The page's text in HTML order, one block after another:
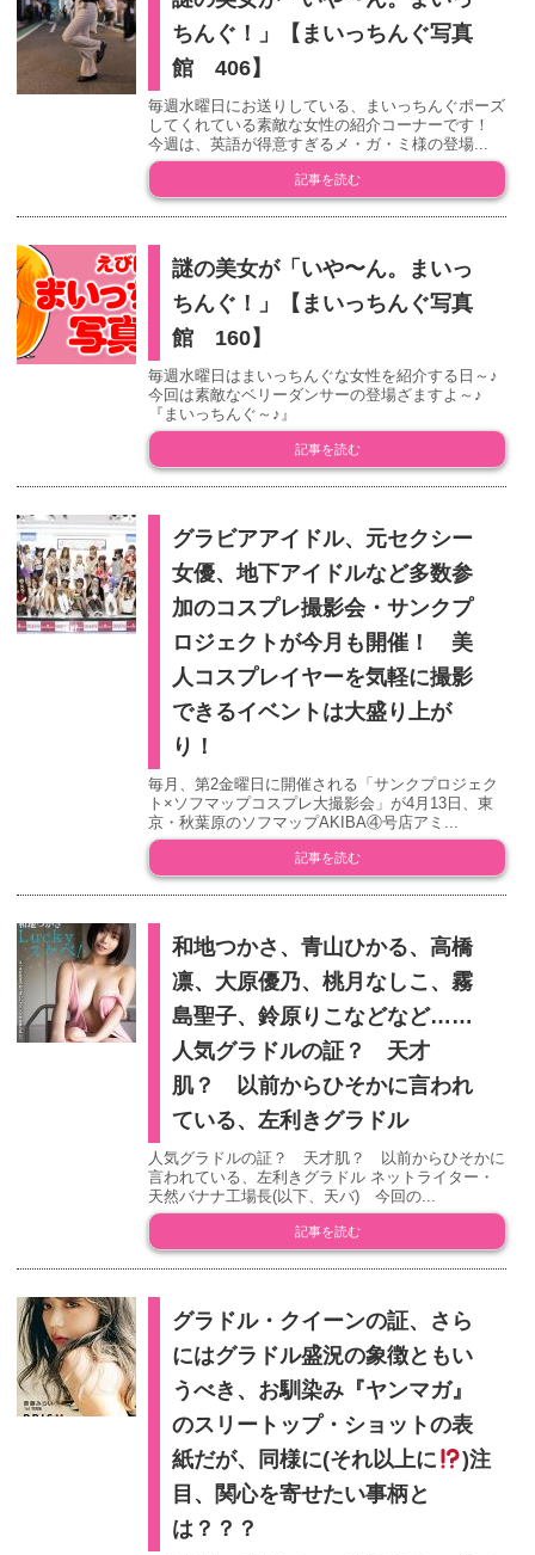
ちんぐ！」【まいっちんぐ写真
館 406】
毎週水曜日にお送りしている、まいっちんぐポーズ
してくれている素敵な女性の紹介コーナーです！
今週は、英語が得意すぎるメ・ガ・ミ様の登場...
記事を読む
謎の美女が「いや〜ん。まいっ
ちんぐ！」【まいっちんぐ写真
館 160】
毎週水曜日はまいっちんぐな女性を紹介する日～♪
今回は素敵なベリーダンサーの登場ざますよ～♪
『まいっちんぐ～♪』
記事を読む
グラビアアイドル、元セクシー
女優、地下アイドルなど多数参
加のコスプレ撮影会・サンクプ
ロジェクトが今月も開催！ 美
人コスプレイヤーを気軽に撮影
できるイベントは大盛り上が
り！
毎月、第2金曜日に開催される「サンクプロジェク
ト×ソフマップコスプレ大撮影会」が4月13日、東
京・秋葉原のソフマップAKIBA④号店アミ...
記事を読む
和地つかさ、青山ひかる、高橋
凛、大原優乃、桃月なしこ、霧
島聖子、鈴原りこなどなど……
人気グラドルの証？ 天才
肌？ 以前からひそかに言われ
ている、左利きグラドル
人気グラドルの証？ 天才肌？ 以前からひそかに
言われている、左利きグラドル ネットライター・
天然バナナ工場長(以下、天バ) 今回の...
記事を読む
グラドル・クイーンの証、さら
にはグラドル盛況の象徴ともい
うべき、お馴染み『ヤンマガ』
のスリートップ・ショットの表
紙だが、同様に(それ以上に
)注
目、関心を寄せたい事柄と
は？？？